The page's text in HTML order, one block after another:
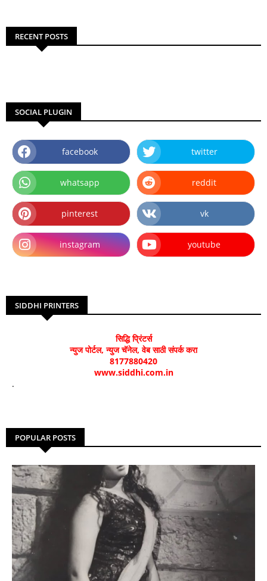
RECENT POSTS
SOCIAL PLUGIN
facebook twitter
whatsapp reddit
pinterest vk
instagram youtube
SIDDHI PRINTERS
सिद्धि प्रिंटर्स
न्युज पोर्टल, न्युज चॅनेल, वेब साठी संपर्क करा
8177880420
www.siddhi.com.in
.
POPULAR POSTS